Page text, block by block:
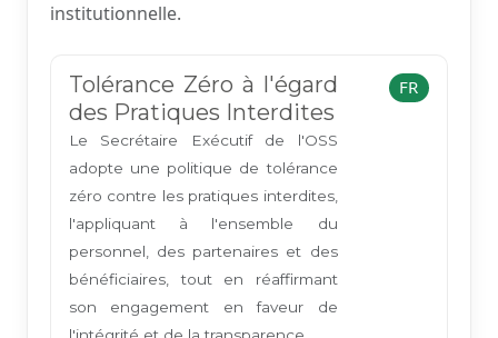
institutionnelle.
Tolérance Zéro à l'égard
des Pratiques Interdites
Le Secrétaire Exécutif de l'OSS
adopte une politique de tolérance
zéro contre les pratiques interdites,
l'appliquant à l'ensemble du
personnel, des partenaires et des
bénéficiaires, tout en réaffirmant
son engagement en faveur de
FR